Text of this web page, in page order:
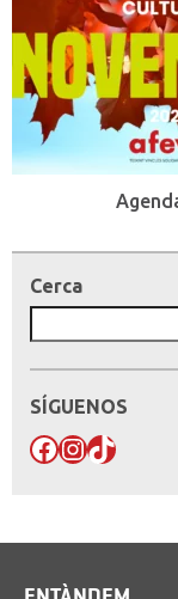
Cerca
SÍGUENOS
Facebook
Instagram
TikTok